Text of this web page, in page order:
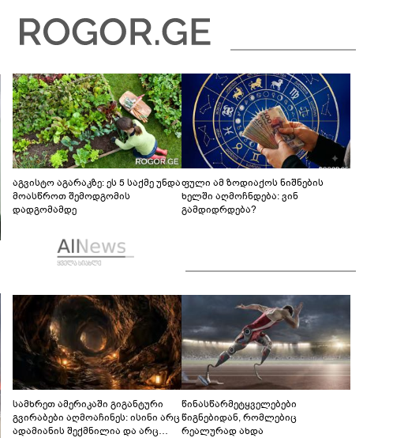
აგვისტო აგარაკზე: ეს 5 საქმე უნდა
მოასწროთ შემოდგომის
დადგომამდე
ფული ამ ზოდიაქოს ნიშნების
ხელში აღმოჩნდება: ვინ
გამდიდრდება?
სამხრეთ ამერიკაში გიგანტური
გვირაბები აღმოაჩინეს: ისინი არც
ადამიანის შექმნილია და არც
წინასწარმეტყველებები
წიგნებიდან, რომლებიც
რეალურად ახდა